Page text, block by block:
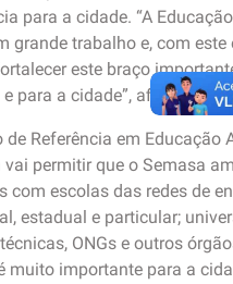
para a cidade. “A
grande trabalho e, com este
este braço
para a cidade”, afirmou.
de Referência em Educação
permitir que o Semasa
com escolas das redes de
estadual e particular;
ONGs e outros
muito importante para a